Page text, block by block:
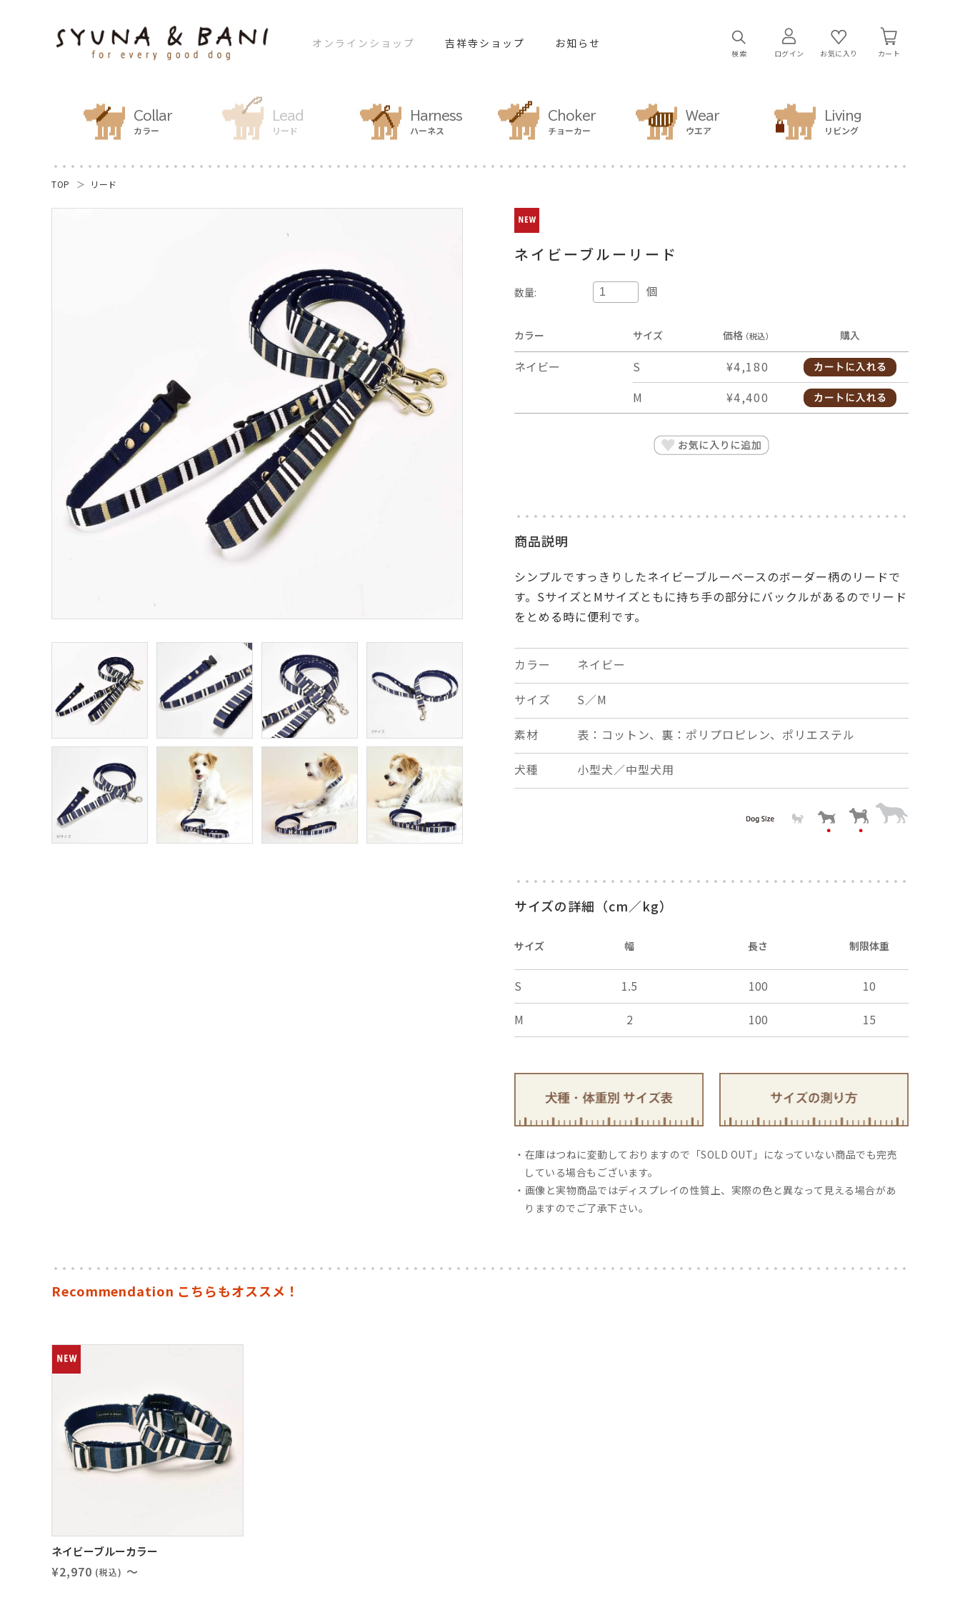
オンラインショップ 吉祥寺ショップ お知らせ
検索 ログイン お気に入り カート
Collar
カラー
Lead
リード
Harness
ハーネス
Choker
チョーカー
Wear
ウエア
Living
リビング
TOP リード
ネイビーブルーリード
数量: 個
カラー サイズ 価格（税込） 購入
ネイビー S
¥4,180
M
¥4,400
サイズの詳細（cm／kg）
サイズ 幅 長さ 制限体重
S 1.5 100
10
M
2 100 15
在庫はつねに変動しておりますので「SOLD OUT」になっていない商品でも完売
している場合もございます。
画像と実物商品ではディスプレイの性質上、実際の色と異なって見える場合があ
りますのでご了承下さい。
商品説明
シンプルですっきりしたネイビーブルーベースのボーダー柄のリードで
す。SサイズとMサイズともに持ち手の部分にバックルがあるのでリード
をとめる時に便利です。
カラー ネイビー
サイズ S／M
素材 表：コットン、裏：ポリプロピレン、ポリエステル
犬種 小型犬／中型犬用
Recommendation こちらもオススメ！
ネイビーブルーカラー
¥2,970 (税込) ～